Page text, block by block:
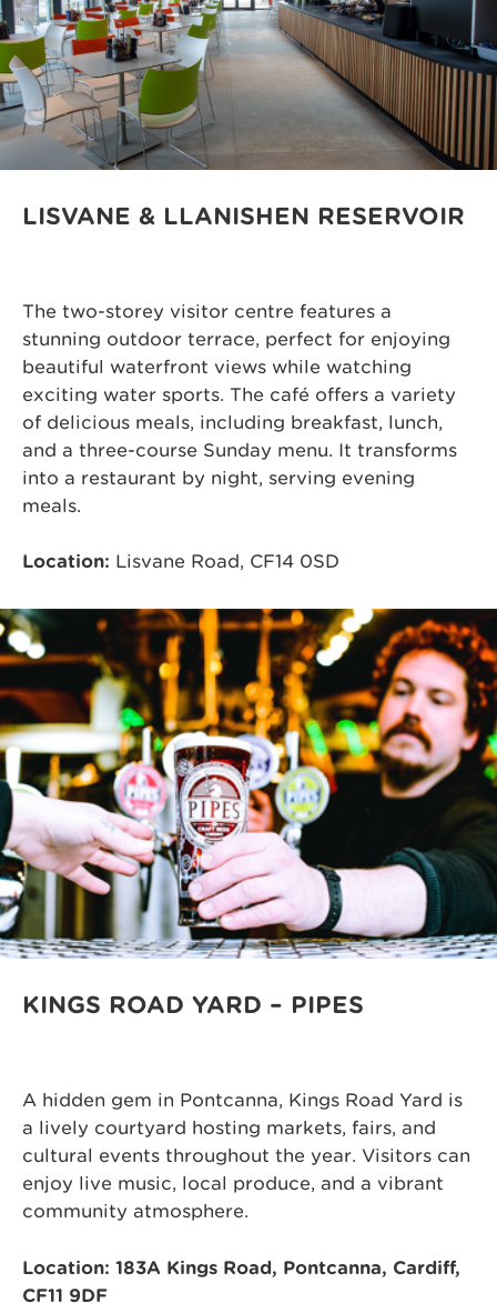
LISVANE & LLANISHEN RESERVOIR
The two-storey visitor centre features a
stunning outdoor terrace, perfect for enjoying
beautiful waterfront views while watching
exciting water sports. The café offers a variety
of delicious meals, including breakfast, lunch,
and a three-course Sunday menu. It transforms
into a restaurant by night, serving evening
meals.
Location: Lisvane Road, CF14 0SD
KINGS ROAD YARD – PIPES
A hidden gem in Pontcanna, Kings Road Yard is
a lively courtyard hosting markets, fairs, and
cultural events throughout the year. Visitors can
enjoy live music, local produce, and a vibrant
community atmosphere.
Location: 183A Kings Road, Pontcanna, Cardiff,
CF11 9DF